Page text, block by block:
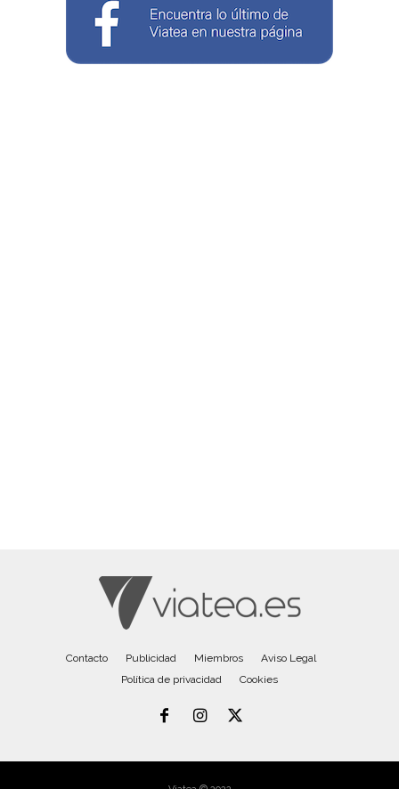
Contacto Publicidad Miembros
Aviso Legal
Política de privacidad
Cookies